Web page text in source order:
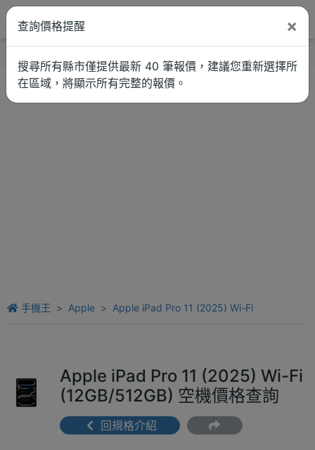
手機王 Apple Apple iPad Pro 11 (2025) Wi-Fi
Apple iPad Pro 11 (2025) Wi-Fi
(12GB/512GB) 空機價格查詢
回規格介紹
查詢價格提醒 ×
搜尋所有縣市僅提供最新 40 筆報價，建議您重新選擇所
在區域，將顯示所有完整的報價。